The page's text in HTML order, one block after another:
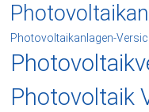
Photovoltaikanlagen-
Photovoltaik